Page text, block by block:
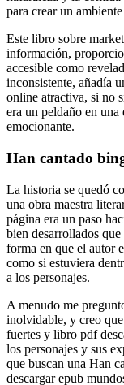
para crear un
Este libro sobre
información,
accesible como
inconsistente, añadía
online​ atractiva, si no
era un peldaño en una
emocionante.
Han cantado
La historia se quedó
una obra maestra
página era un paso
bien desarrollados
forma en que el autor
como si estuviera
a los personajes.
A menudo me
inolvidable, y creo
fuertes y libro pdf
los personajes y sus
que buscan una Han
descargar epub